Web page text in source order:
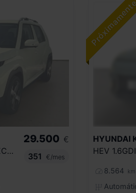
49KWH 85KW (115CV) TECNO
29.500 €
351
€/mes
HYUNDAI
8.564 km